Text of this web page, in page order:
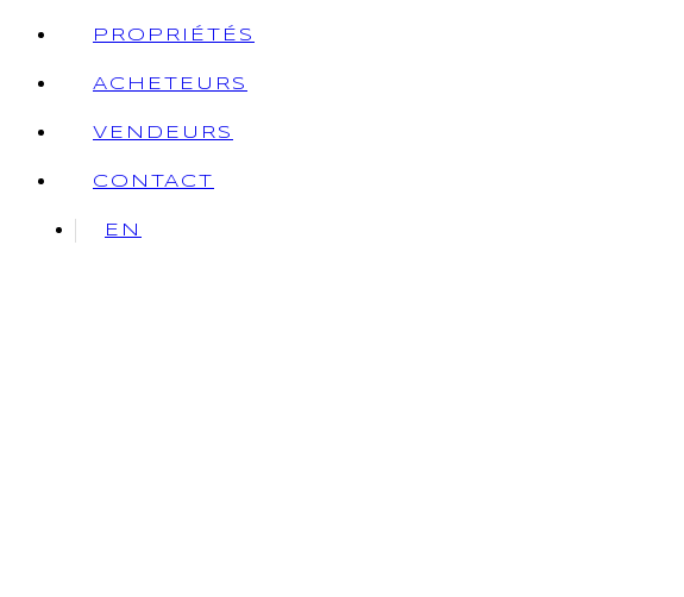
PROPRIÉTÉS
ACHETEURS
VENDEURS
CONTACT
EN